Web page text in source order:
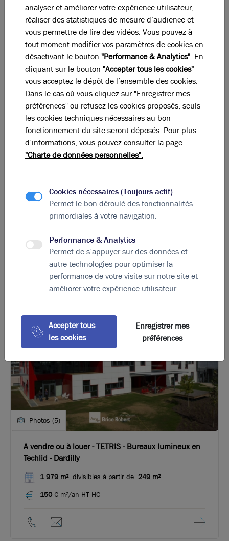
Ces offres peuvent vous intéresser !
A louer - FACTORY - Bureaux avec rooftop en Techlid -
Dardilly
1 324 m² divisibles à partir de
175€ m²/an HT HC
Photos (5)
A vendre ou à louer - TETRIS - Bureaux lumineux en
Techlid - Dardilly
1 979 m²divisibles à partir de 249 m²
150 € m²/an HT HC
analyser et améliorer votre expérience utilisateur,
réaliser des statistiques de mesure d’audience et
vous permettre de lire des vidéos. Vous pouvez à
tout moment modifier vos paramètres de cookies en
désactivant le bouton "Performance & Analytics". En
cliquant sur le bouton "Accepter tous les cookies"
vous acceptez le dépôt de l’ensemble des cookies.
Dans le cas où vous cliquez sur "Enregistrer mes
préférences" ou refusez les cookies proposés, seuls
les cookies techniques nécessaires au bon
fonctionnement du site seront déposés. Pour plus
d’informations, vous pouvez consulter la page
"Charte de données personnelles".
Cookies nécessaires (Toujours actif)
Permet le bon déroulé des fonctionnalités
primordiales à votre navigation.
Performance & Analytics
Permet de s’appuyer sur des données et
autre technologies pour optimiser la
performance de votre visite sur notre site et
améliorer votre expérience utilisateur.
Accepter tous
les cookies
Enregistrer mes
préférences